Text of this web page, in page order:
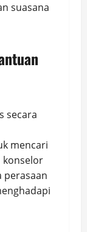
suasana
secara
mencari
konselor
perasaan